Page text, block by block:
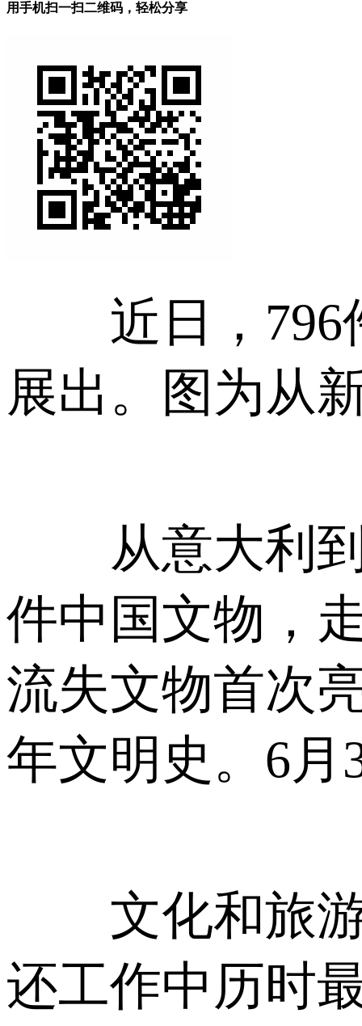
用手机扫一扫二维码，轻松分享
近日，796件
展出。图为从
从意大利到
件中国文物，
流失文物首次
年文明史。6
文化和旅游
还工作中历时